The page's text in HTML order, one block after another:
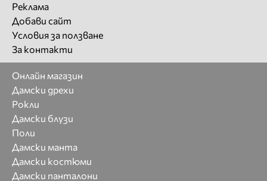
Реклама
Добави сайт
Условия за ползване
За контакти
Онлайн магазин
Дамски дрехи
Рокли
Дамски блузи
Поли
Дамски манта
Дамски костюми
Дамски панталони